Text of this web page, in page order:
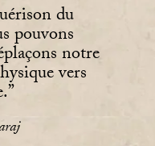
du
pouvons
notre
vers